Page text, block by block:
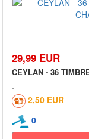
29,99 EUR
CEYLAN - 36
2,50 EUR
0